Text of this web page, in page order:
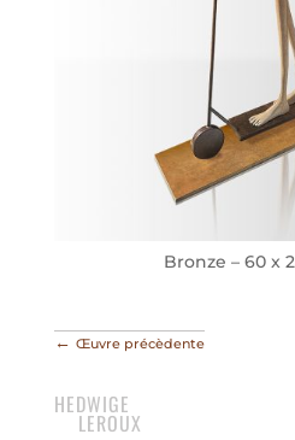
Bronze – 60 x
← Œuvre précèdente
HEDWIGE
LEROUX